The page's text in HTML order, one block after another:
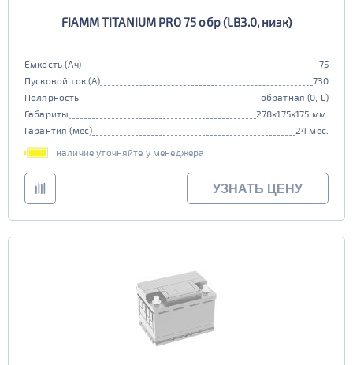
FIAMM TITANIUM PRO 75 обр (LB3.0, низк)
Емкость (Ач)
75
Пусковой ток (А)
730
Полярность
обратная (0, L)
Габариты
278x175x175 мм.
Гарантия (мес)
24 мес.
наличие уточняйте у менеджера
УЗНАТЬ ЦЕНУ